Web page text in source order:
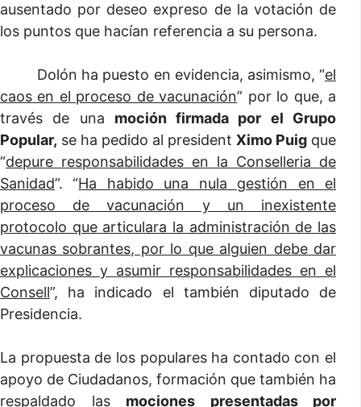
ausentado por deseo expreso de la votación de
los puntos que hacían referencia a su persona.
Dolón ha puesto en evidencia, asimismo, “el
caos en el proceso de vacunación” por lo que, a
través de una moción firmada por el Grupo
Popular, se ha pedido al president Ximo Puig que
“depure responsabilidades en la Conselleria de
Sanidad”. “Ha habido una nula gestión en el
proceso de vacunación y un inexistente
protocolo que articulara la administración de las
vacunas sobrantes, por lo que alguien debe dar
explicaciones y asumir responsabilidades en el
Consell”, ha indicado el también diputado de
Presidencia.
La propuesta de los populares ha contado con el
apoyo de Ciudadanos, formación que también ha
respaldado las mociones presentadas por